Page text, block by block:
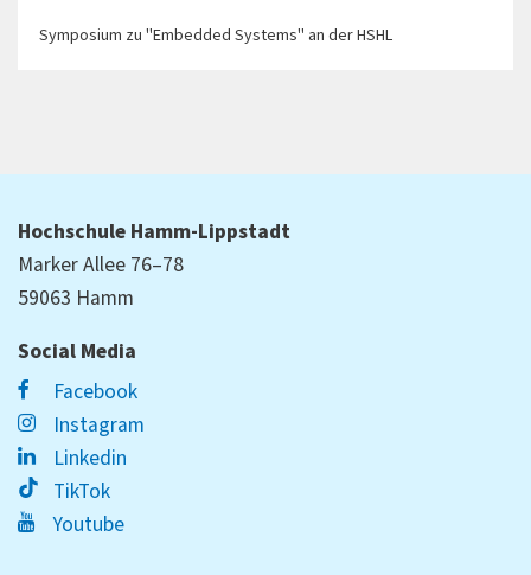
Symposium zu "Embedded Systems" an der HSHL
Hochschule Hamm-Lippstadt
Marker Allee 76–78
59063 Hamm
Social Media
Facebook
Instagram
Linkedin
TikTok
Youtube